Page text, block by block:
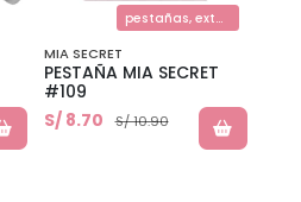
pestañas, extensiones de pestañas
MIA SECRET
PESTAÑA MIA SECRET
#109
S/ 8.70
S/ 10.90